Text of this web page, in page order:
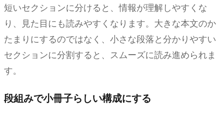
短いセクションに分けると、情報が理解しやすくな
り、見た目にも読みやすくなります。大きな本文のか
たまりにするのではなく、小さな段落と分かりやすい
セクションに分割すると、スムーズに読み進められま
す。
段組みで小冊子らしい構成にする